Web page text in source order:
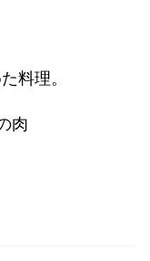
料理。
肉